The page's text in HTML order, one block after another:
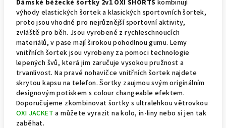
Dámské běžecké šortky 2v1 OXI SHORTS kombinují
výhody elastických šortek a klasických sportovních šortek,
proto jsou vhodné pro nejrůznější sportovní aktivity,
zvláště pro běh. Jsou vyrobené z rychleschnoucích
materiálů, v pase mají širokou pohodlnou gumu. Lemy
vnitřních šortek jsou vyrobeny za pomoci technologie
lepených švů, která jim zaručuje vysokou pružnost a
trvanlivost. Na pravé nohavičce vnitřních šortek najdete
skrytou kapsu na telefon. Šortky zaujmou svým originálním
designovým potiskem s colour changeable efektem.
Doporučujeme zkombinovat šortky s ultralehkou větrovkou
OXI JACKET a můžete vyrazit na kolo, in-liny nebo si jen tak
zaběhat.